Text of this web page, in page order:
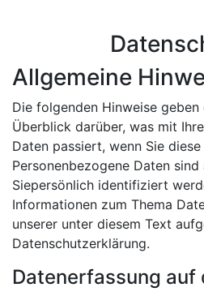
Allgemeine
Die folgenden Hinweise geben
Überblick darüber, was mit
Daten passiert, wenn Sie
Personenbezogene Daten
Siepersönlich identifiziert
Informationen zum Thema
unserer unter diesem Text
Datenschutzerklärung.
Datenerfassung auf